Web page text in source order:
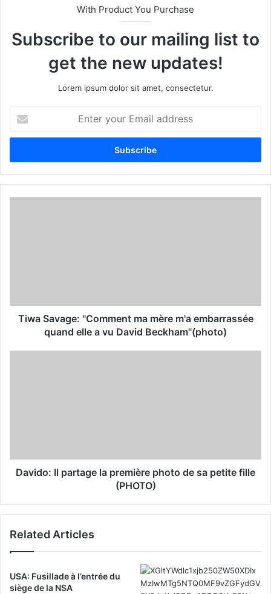
With Product You Purchase
Subscribe to our mailing list to
get the new updates!
Lorem ipsum dolor sit amet, consectetur.
t
r
y
Tiwa Savage: "Comment ma mère m'a embarrassée
quand elle a vu David Beckham"(photo)
Davido: Il partage la première photo de sa petite fille
(PHOTO)
Related Articles
USA: Fusillade à l’entrée du
siège de la NSA